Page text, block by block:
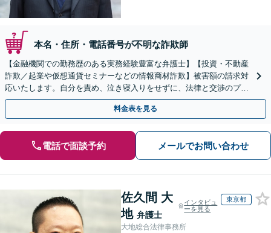
本名・住所・電話番号が不明な詐欺師
【金融機関での勤務歴のある実務経験豊富な弁護士】【投資・不動産
詐欺／起業や仮想通貨セミナーなどの情報商材詐欺】被害額の請求対
応いたします。自分を責め、泣き寝入りをせずに、法律と交渉のプロ
にまずはご相談ください。【表参道駅から徒歩3分】
料金表を見る
電話で面談予約 メールでお問い合わせ
佐久間 大
地 弁護士
インタビュ
ーを見る
東京都
大地総合法律事務所